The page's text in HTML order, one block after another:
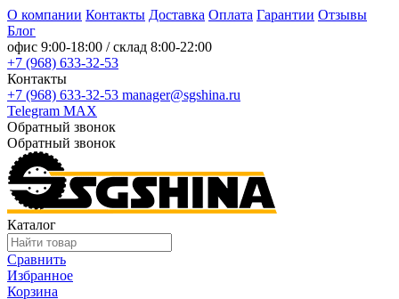
О компании Контакты Доставка Оплата Гарантии Отзывы
Блог
офис 9:00-18:00 / склад 8:00-22:00
+7 (968) 633-32-53
Контакты
+7 (968) 633-32-53 manager@sgshina.ru
Telegram MAX
Обратный звонок
Обратный звонок
Каталог
Сравнить
Избранное
Корзина